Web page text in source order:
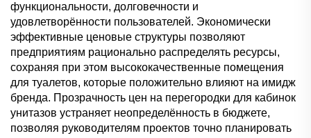
функциональности, долговечности и
удовлетворённости пользователей. Экономически
эффективные ценовые структуры позволяют
предприятиям рационально распределять ресурсы,
сохраняя при этом высококачественные помещения
для туалетов, которые положительно влияют на имидж
бренда. Прозрачность цен на перегородки для кабинок
унитазов устраняет неопределённость в бюджете,
позволяя руководителям проектов точно планировать